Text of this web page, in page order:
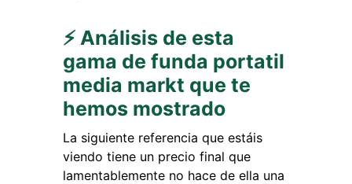
⚡ Análisis de esta
gama de funda portatil
media markt que te
hemos mostrado
La siguiente referencia que estáis
viendo tiene un precio final que
lamentablemente no hace de ella una